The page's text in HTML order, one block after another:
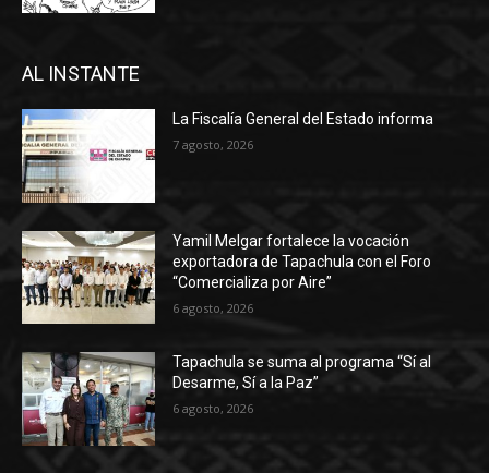
AL INSTANTE
La Fiscalía General del Estado informa
7 agosto, 2026
Yamil Melgar fortalece la vocación
exportadora de Tapachula con el Foro
“Comercializa por Aire”
6 agosto, 2026
Tapachula se suma al programa “Sí al
Desarme, Sí a la Paz”
6 agosto, 2026